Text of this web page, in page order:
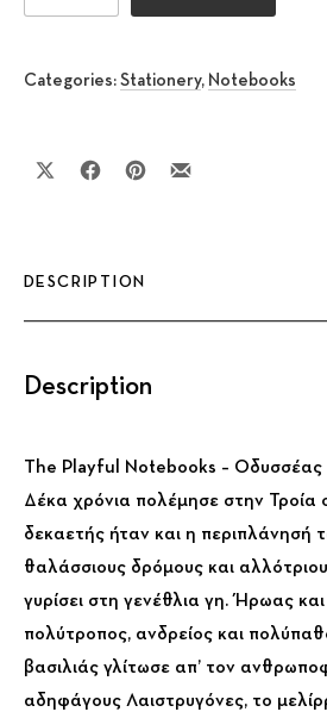
Categories: Stationery, Notebooks
Share on XShare on Facebook
Share on Pinterest
DESCRIPTION
Description
The Playful Notebooks – Οδυσσέας
Δέκα χρόνια πολέμησε στην Τροία
δεκαετής ήταν και η περιπλάνησή
θαλάσσιους δρόμους και
γυρίσει στη γενέθλια γη. Ήρωας
πολύτροπος, ανδρείος και
βασιλιάς γλίτωσε απ’ τον
αδηφάγους Λαιστρυγόνες, το